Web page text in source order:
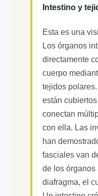
Intestino y
Esta es una
Los órganos
directamente
cuerpo
tejidos
están
conectan
con ella. Las
han
fasciales van
de los órganos
diafragma, el